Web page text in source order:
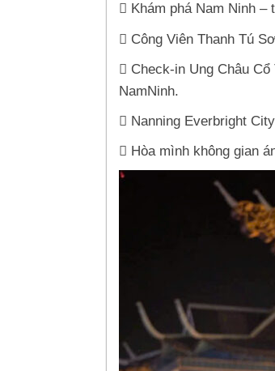
 Khám phá Nam Ninh –
 Công Viên Thanh Tú
 Check-in Ung Châu Cổ
NamNinh.
 Nanning Everbright
 Hòa mình không gian